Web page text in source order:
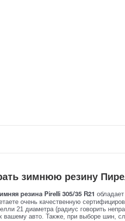
зимнюю резину
резина Pirelli 305/35 R21
очень качественную
21 диаметра (радиус говорить
вашему авто. Также, при выборе шин,